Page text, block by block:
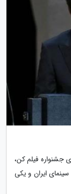
جشنواره فیلم کن،
ایران و یکی